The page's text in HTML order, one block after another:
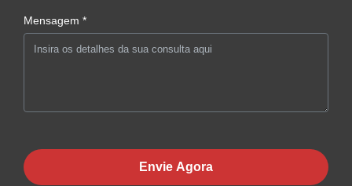
Mensagem *
Envie Agora